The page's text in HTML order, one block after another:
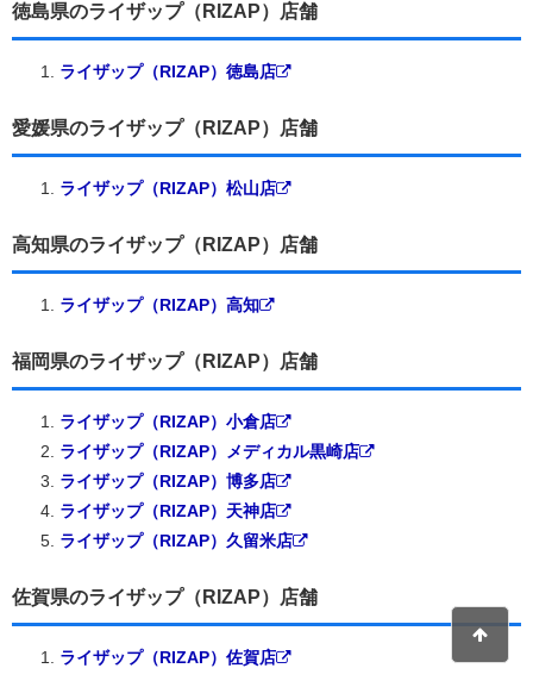
徳島県のライザップ（RIZAP）店舗
ライザップ（RIZAP）徳島店
愛媛県のライザップ（RIZAP）店舗
ライザップ（RIZAP）松山店
高知県のライザップ（RIZAP）店舗
ライザップ（RIZAP）高知
福岡県のライザップ（RIZAP）店舗
ライザップ（RIZAP）小倉店
ライザップ（RIZAP）メディカル黒崎店
ライザップ（RIZAP）博多店
ライザップ（RIZAP）天神店
ライザップ（RIZAP）久留米店
佐賀県のライザップ（RIZAP）店舗
ライザップ（RIZAP）佐賀店